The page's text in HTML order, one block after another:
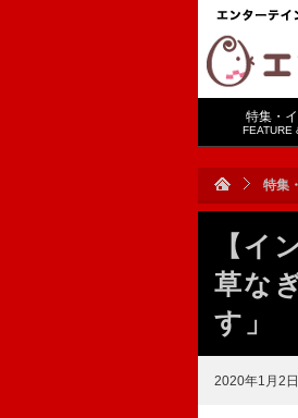
特集・
FEATURE
特集
【イ
草な
す」
2020年1月2